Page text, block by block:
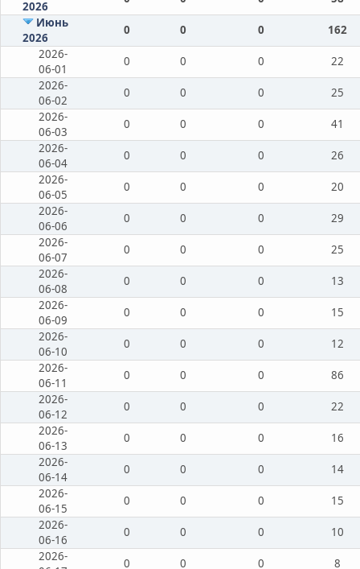
2026
Июнь
2026
0 0 0
162
2026-
06-01
0 0 0
22
2026-
06-02
0 0 0
25
2026-
06-03
0 0 0
41
2026-
06-04
0 0 0
26
2026-
06-05
0 0 0
20
2026-
06-06
0 0 0
29
2026-
06-07
0 0 0
25
2026-
06-08
0 0 0
13
2026-
06-09
0 0 0
15
2026-
06-10
0 0 0
12
2026-
06-11
0 0 0
86
2026-
06-12
0 0 0
22
2026-
06-13
0 0 0
16
2026-
06-14
0 0 0
14
2026-
06-15
0 0 0
15
2026-
06-16
0 0 0
10
2026-
0 0 0
8